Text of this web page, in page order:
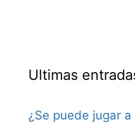
Ultimas
¿Se puede jugar